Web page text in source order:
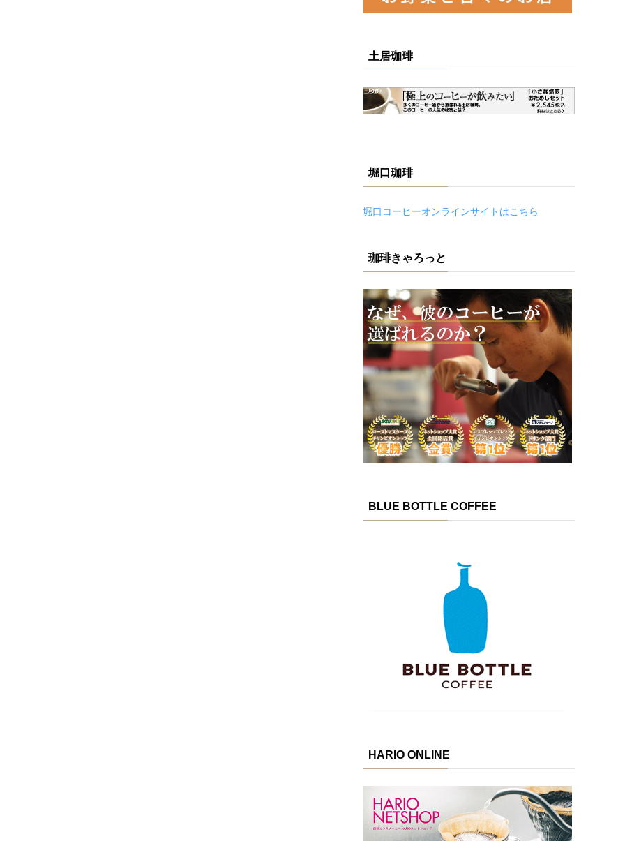
土居珈琲
堀口珈琲
堀口コーヒーオンラインサイトはこちら
珈琲きゃろっと
BLUE BOTTLE COFFEE
HARIO ONLINE